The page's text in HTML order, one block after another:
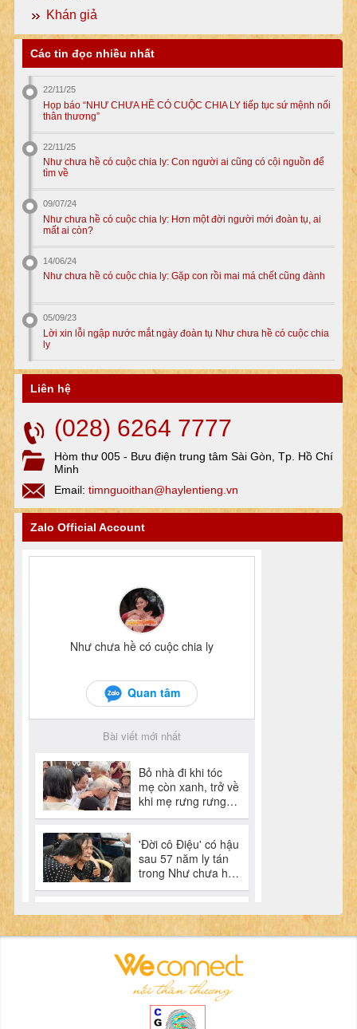
Khán giả
Các tin đọc nhiều nhất
22/11/25
Họp báo “NHƯ CHƯA HỀ CÓ CUỘC CHIA LY tiếp tục sứ mệnh nối
thân thương”
22/11/25
Như chưa hề có cuộc chia ly: Con người ai cũng có cội nguồn để
tìm về
09/07/24
Như chưa hề có cuộc chia ly: Hơn một đời người mới đoàn tụ, ai
mất ai còn?
14/06/24
Như chưa hề có cuộc chia ly: Gặp con rồi mai má chết cũng đành
05/09/23
Lời xin lỗi ngập nước mắt ngày đoàn tụ Như chưa hề có cuộc chia
ly
Liên hệ
(028) 6264 7777
Hòm thư 005 - Bưu điện trung tâm Sài Gòn, Tp. Hồ Chí
Minh
Email: timnguoithan@haylentieng.vn
Zalo Official Account